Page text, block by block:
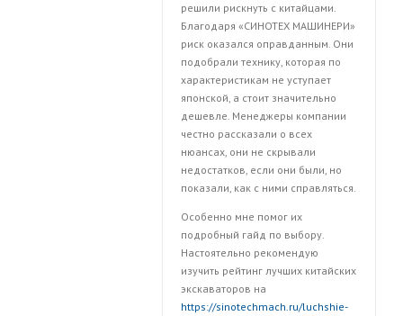
решили рискнуть с китайцами.
Благодаря «СИНОТЕХ МАШИНЕРИ»
риск оказался оправданным. Они
подобрали технику, которая по
характеристикам не уступает
японской, а стоит значительно
дешевле. Менеджеры компании
честно рассказали о всех
нюансах, они не скрывали
недостатков, если они были, но
показали, как с ними справляться.
Особенно мне помог их
подробный гайд по выбору.
Настоятельно рекомендую
изучить рейтинг лучших китайских
экскаваторов на
https://sinotechmach.ru/luchshie-